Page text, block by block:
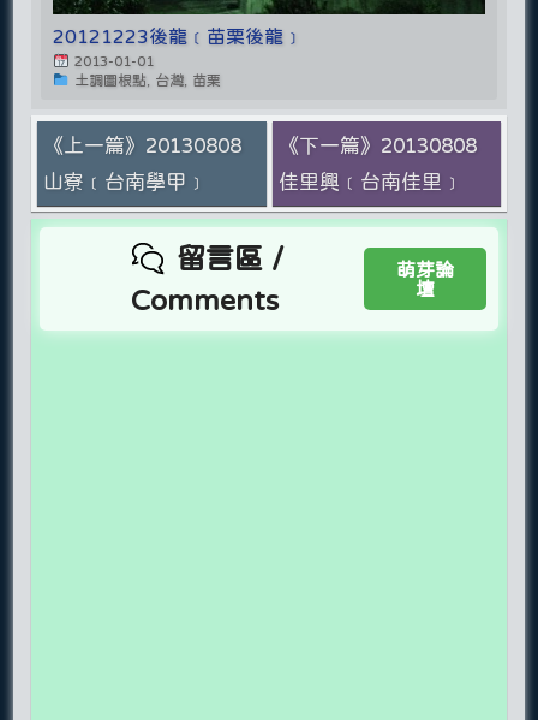
20121223後龍﹝苗栗後龍﹞
2013-01-01
土調圖根點, 台灣, 苗栗
《上一篇》20130808
山寮﹝台南學甲﹞
《下一篇》20130808
佳里興﹝台南佳里﹞
留言區 /
Comments
萌芽論
壇